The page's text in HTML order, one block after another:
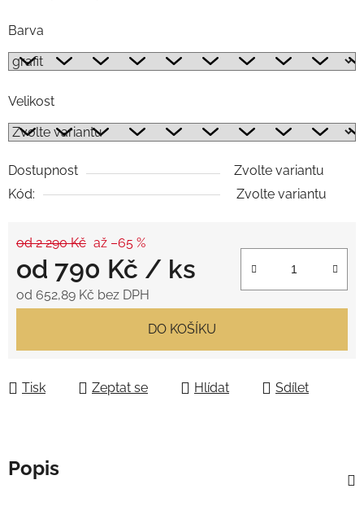
Barva
Velikost
Dostupnost
Zvolte variantu
Kód:
Zvolte variantu
od 2 290 Kč až –65 %
od 790 Kč / ks
od 652,89 Kč bez DPH
DO KOŠÍKU
Tisk Zeptat se Hlídat Sdílet
Popis